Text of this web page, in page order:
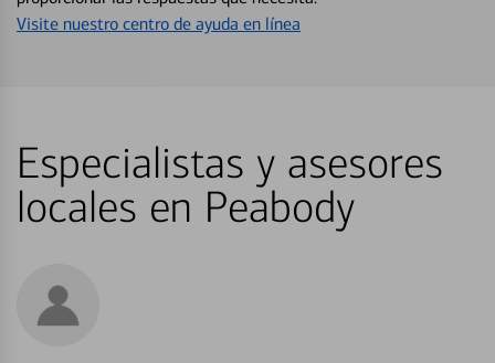
Visite nuestro centro de ayuda en línea
Especialistas y asesores
locales en Peabody